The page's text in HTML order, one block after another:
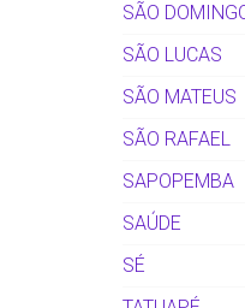
SÃO
SÃO LUCAS
SÃO MATEUS
SÃO RAFAEL
SAPOPEMBA
SAÚDE
SÉ